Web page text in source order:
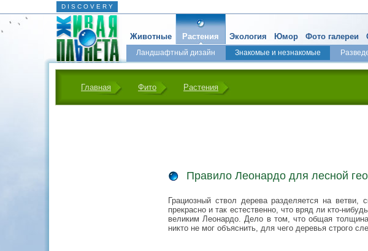
D I S C O V E R Y
Животные Растения
Ландшафтный дизайн Знакомые и незнакомые
Экология Юмор Фото галереи
Главная Фито Растения
Правило Леонардо для лесной
Грациозный ствол дерева разделяется на
прекрасно и так естественно, что вряд ли кто-
великим Леонардо. Дело в том, что общая
никто не мог объяснить, для чего деревья строго